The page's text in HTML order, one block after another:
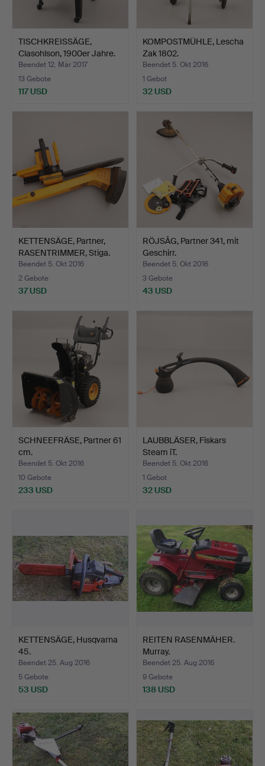
TISCHKREISSÄGE,
Clasohlson, 1900er Jahre.
Beendet 12. Mär 2017
13 Gebote
117 USD
KOMPOSTMÜHLE, Lescha
Zak 1802.
Beendet 5. Okt 2016
1 Gebot
32 USD
KETTENSÄGE, Partner,
RASENTRIMMER, Stiga.
Beendet 5. Okt 2016
2 Gebote
37 USD
RÖJSÅG, Partner 341, mit
Geschirr.
Beendet 5. Okt 2016
3 Gebote
43 USD
SCHNEEFRÄSE, Partner 61
cm.
Beendet 5. Okt 2016
10 Gebote
233 USD
LAUBBLÄSER, Fiskars
Steam iT.
Beendet 5. Okt 2016
1 Gebot
32 USD
KETTENSÄGE, Husqvarna
45.
Beendet 25. Aug 2016
5 Gebote
53 USD
REITEN RASENMÄHER.
Murray.
Beendet 25. Aug 2016
9 Gebote
138 USD